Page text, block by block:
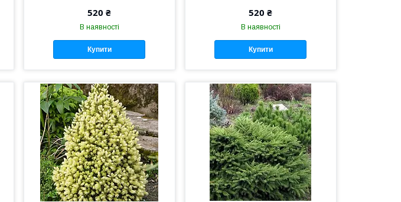
520 ₴
В наявності
Купити
520 ₴
В наявності
Купити